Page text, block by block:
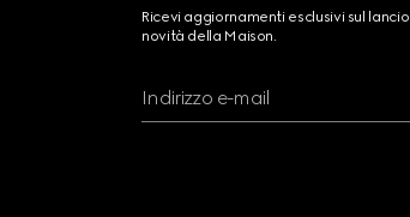
Ricevi aggiornamenti esclusivi sul
novità della Maison.
Indirizzo e-mail